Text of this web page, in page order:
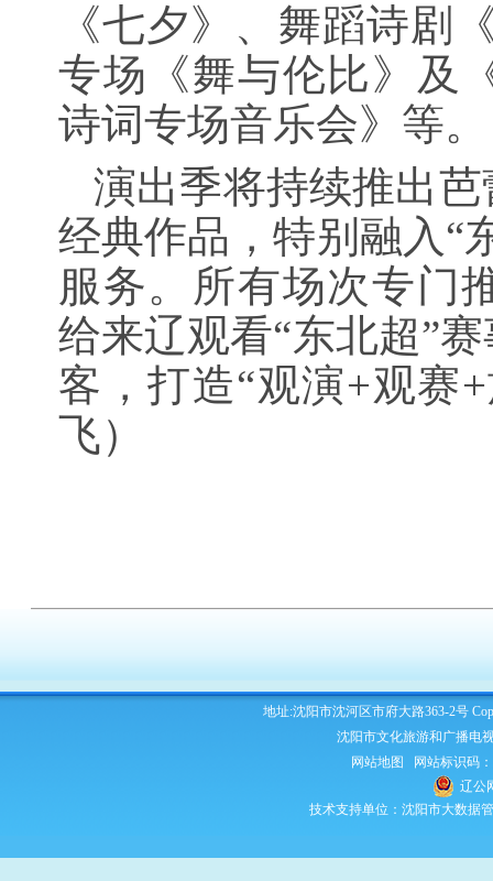
《七夕》、舞蹈诗剧
专场《舞与伦比》及
诗词专场音乐会》等。
演出季将持续推出
经典作品，特别融入“
服务。所有场次专门
给来辽观看“东北超”
客，打造“观演+观赛
飞）
地址:沈阳市沈河区市府大路363-2号
沈阳市文化旅游和广播电
网站地图
网站标识码
辽公
技术支持单位：沈阳市大数据